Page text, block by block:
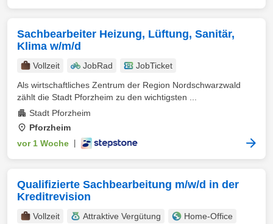
Sachbearbeiter Heizung, Lüftung, Sanitär,
Klima w/m/d
Vollzeit JobRad
JobTicket
Als wirtschaftliches Zentrum der Region Nordschwarzwald
zählt die Stadt Pforzheim zu den wichtigsten ...
Stadt Pforzheim
Pforzheim
vor 1 Woche
Qualifizierte Sachbearbeitung m/w/d in der
Kreditrevision
Vollzeit Attraktive Vergütung
Home-Office